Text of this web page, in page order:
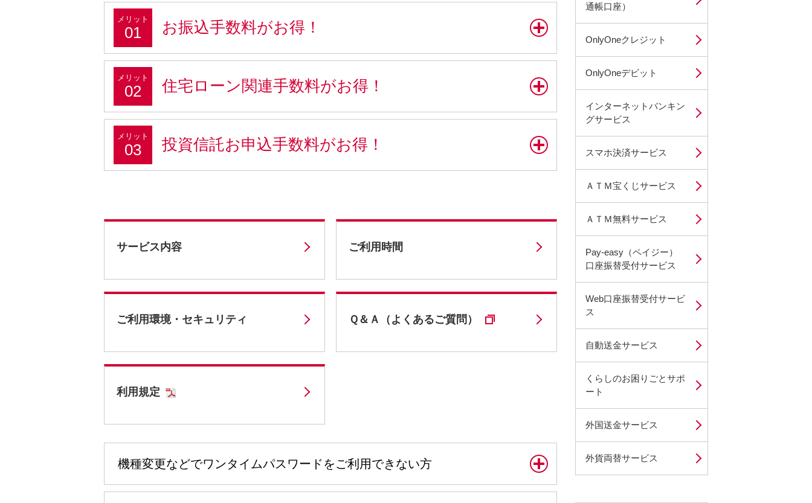
メリット
01 お振込手数料がお得！
メリット
02 住宅ローン関連手数料がお得！
メリット
03 投資信託お申込手数料がお得！
サービス内容 ご利用時間
ご利用環境・セキュリティ Ｑ＆Ａ（よくあるご質問）
利用規定
機種変更などでワンタイムパスワードをご利用できない方
通帳口座）
OnlyOneクレジット
OnlyOneデビット
インターネットバンキン
グサービス
スマホ決済サービス
ＡＴＭ宝くじサービス
ＡＴＭ無料サービス
Pay-easy（ペイジー）
口座振替受付サービス
Web口座振替受付サービ
ス
自動送金サービス
くらしのお困りごとサポ
ート
外国送金サービス
外貨両替サービス